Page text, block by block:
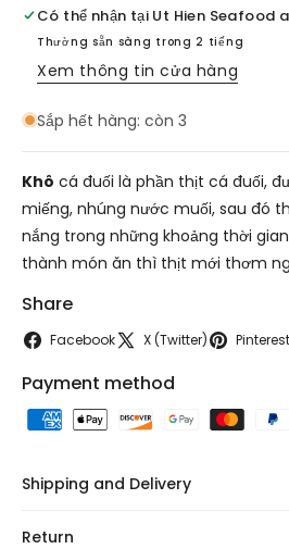
1.1
lb/500
1.1
lb/500
Có thể nhận tại Ut Hien Seafood
Thường sẵn sàng trong 2 tiếng
Xem thông tin cửa hàng
Sắp hết hàng: còn 3
Khô cá đuối là phần thịt cá đuối,
miếng, nhúng nước muối, sau đó
nắng trong những khoảng thời
thành món ăn thì thịt mới thơm
Share
Facebook X (Twitter) Pinterest
Payment method
Shipping and Delivery
Return